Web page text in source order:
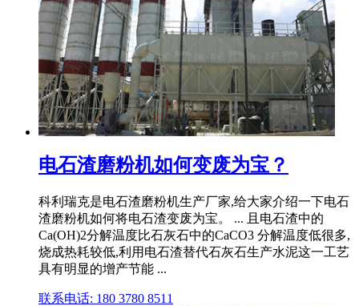
电石渣磨粉机如何变废为宝？
科利瑞克是电石渣磨粉机生产厂家,给大家介绍一下电石
渣磨粉机如何将电石渣变废为宝。 ... 且电石渣中的
Ca(OH)2分解温度比石灰石中的CaCO3 分解温度低很多,
烧成热耗较低,利用电石渣替代石灰石生产水泥这一工艺
具有明显的增产节能 ...
联系电话: 180 3780 8511